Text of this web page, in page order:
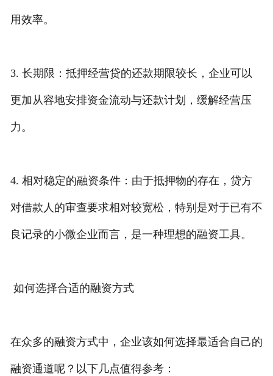
用效率。
3. 长期限：抵押经营贷的还款期限较长，企业可以
更加从容地安排资金流动与还款计划，缓解经营压
力。
4. 相对稳定的融资条件：由于抵押物的存在，贷方
对借款人的审查要求相对较宽松，特别是对于已有不
良记录的小微企业而言，是一种理想的融资工具。
如何选择合适的融资方式
在众多的融资方式中，企业该如何选择最适合自己的
融资通道呢？以下几点值得参考：